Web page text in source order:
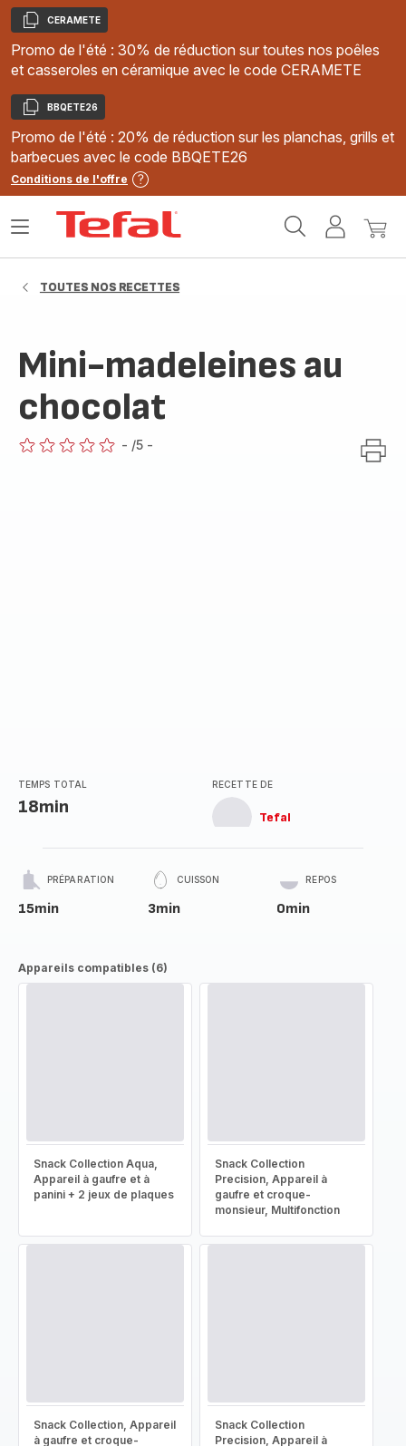
Copier
CERAMETE
Promo de l'été : 30% de réduction sur toutes nos poêles
et casseroles en céramique avec le code CERAMETE
Copier
BBQETE26
Promo de l'été : 20% de réduction sur les planchas, grills et
barbecues avec le code BBQETE26
Conditions de l'offre
MonMon
Ouvrir
TOUTES NOS RECETTES
Mini-madeleines au
chocolat
- /5 -
TEMPS TOTAL
18min
RECETTE DE
Tefal
PRÉPARATION
15min
CUISSON
3min
REPOS
0min
Appareils compatibles (6)
Snack Collection Aqua,
Appareil à gaufre et à
panini + 2 jeux de plaques
Snack Collection
Precision, Appareil à
gaufre et croque-
monsieur, Multifonction
Snack Collection, Appareil
à gaufre et croque-
Snack Collection
Precision, Appareil à